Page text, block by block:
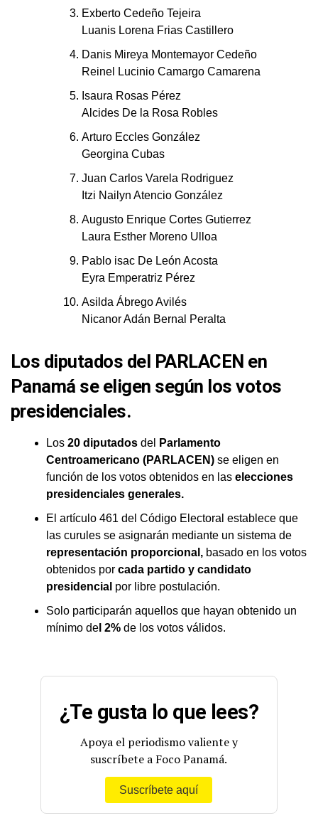
Exberto Cedeño Tejeira
Luanis Lorena Frias Castillero
Danis Mireya Montemayor Cedeño
Reinel Lucinio Camargo Camarena
Isaura Rosas Pérez
Alcides De la Rosa Robles
Arturo Eccles González
Georgina Cubas
Juan Carlos Varela Rodriguez
Itzi Nailyn Atencio González
Augusto Enrique Cortes Gutierrez
Laura Esther Moreno Ulloa
Pablo isac De León Acosta
Eyra Emperatriz Pérez
Asilda Ábrego Avilés
Nicanor Adán Bernal Peralta
Los diputados del PARLACEN en
Panamá se eligen según los votos
presidenciales.
Los 20 diputados del
Parlamento
Centroamericano (PARLACEN) se eligen en
función de los votos obtenidos en las elecciones
presidenciales generales.
El artículo 461 del Código Electoral establece que
las curules se asignarán mediante un sistema de
representación proporcional, basado en los votos
obtenidos por cada partido y candidato
presidencial por libre postulación.
Solo participarán aquellos que hayan obtenido un
mínimo de l 2% de los votos válidos.
¿Te gusta lo que lees?
Apoya el periodismo valiente y
suscríbete a Foco Panamá.
Suscríbete aquí